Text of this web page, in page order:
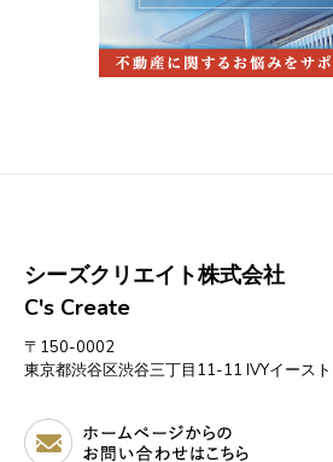
シーズクリエイト株式会社
C's Create
〒150-0002
東京都渋谷区渋谷三丁目11-11 IVYイース